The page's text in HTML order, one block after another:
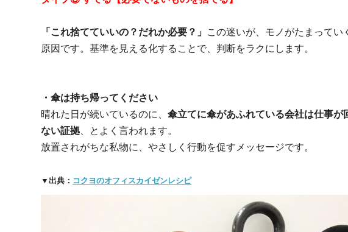
「これ捨てていいの？だれか必要？」 この迷いが、モノがたまってい
原因です。基準を見える化することで、判断をラクにします。
・傘は持ち帰ってください
晴れた日が続いているのに、 傘立てに傘があふれている会社は仕事が
ない証拠 、とよく言われます。
放置されがちな私物に、やさしく行動を促すメッセージです。
▼出典： コクヨのオフィスカイゼンレシピ